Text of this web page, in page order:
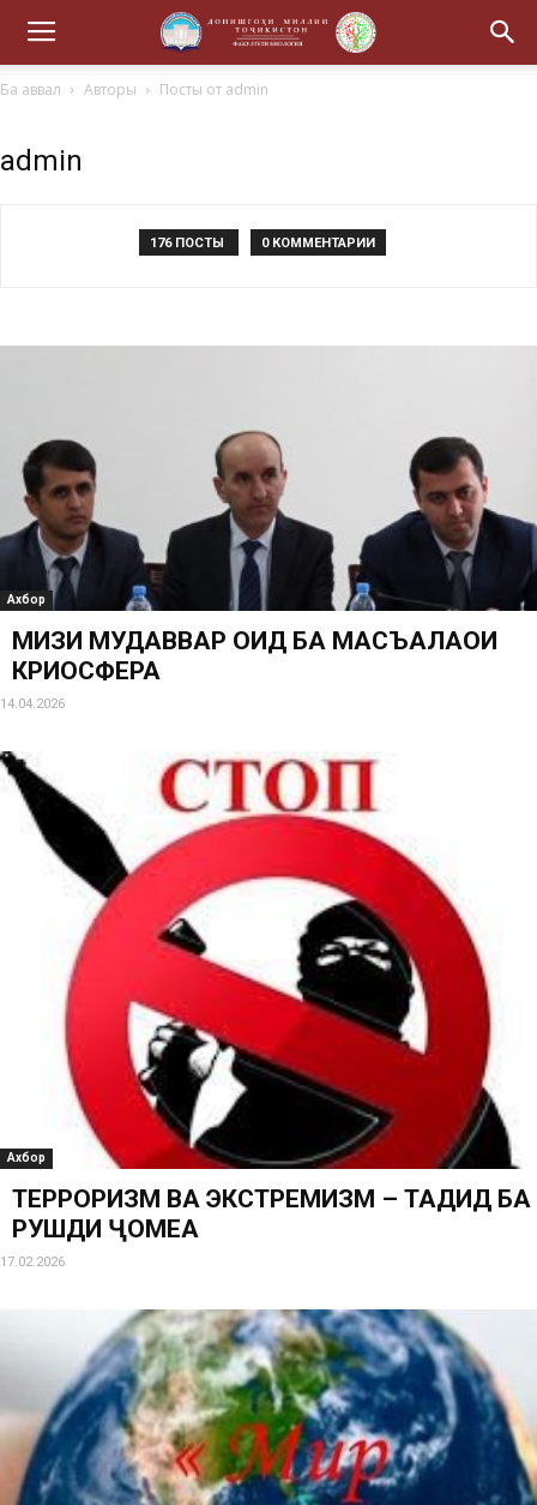
Ба аввал Авторы Посты от admin
admin
176 ПОСТЫ 0 КОММЕНТАРИИ
Ахбор
МИЗИ МУДАВВАР ОИД БА МАСЪАЛАҲОИ
КРИОСФЕРА
14.04.2026
Ахбор
ТЕРРОРИЗМ ВА ЭКСТРЕМИЗМ – ТАҲДИД БА
РУШДИ ҶОМЕА
17.02.2026